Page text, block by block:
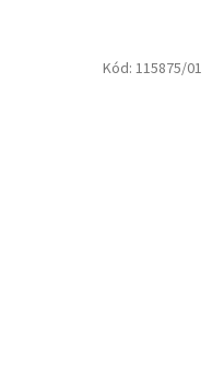
Kód: 115875/01